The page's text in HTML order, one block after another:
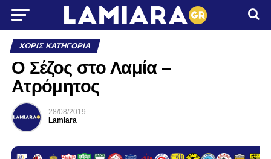
ΧΩΡΊΣ ΚΑΤΗΓΟΡΊΑ
Ο Σέζος στο Λαμία –
Ατρόμητος
28/08/2019
Lamiara